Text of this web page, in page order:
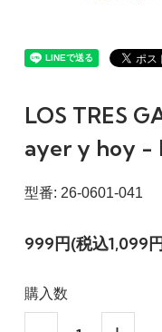
LOS TRES
ayer y hoy -
型番: 26-0601-041
999円(税込1,099
購入数